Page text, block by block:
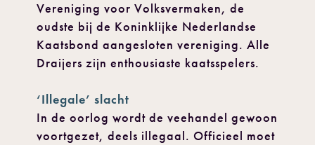
Vereniging voor Volksvermaken, de
oudste bij de Koninklijke Nederlandse
Kaatsbond aangesloten vereniging. Alle
Draijers zijn enthousiaste kaatsspelers.
‘Illegale’ slacht
In de oorlog wordt de veehandel gewoon
voortgezet, deels illegaal. Officieel moet